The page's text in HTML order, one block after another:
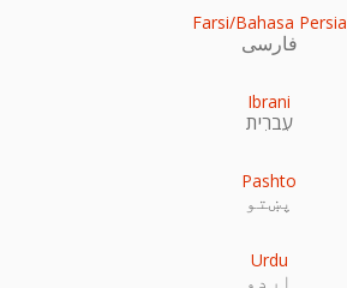
Farsi/Bahasa Persia
فارسی
Ibrani
עִברִית
Pashto
پښتو
Urdu
اردو